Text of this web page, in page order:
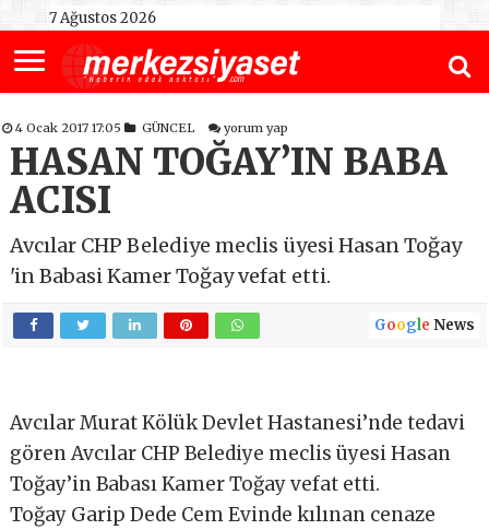
7 Ağustos 2026
4 Ocak 2017 17:05 GÜNCEL yorum yap
HASAN TOĞAY’IN BABA
ACISI
Avcılar CHP Belediye meclis üyesi Hasan Toğay
'in Babasi Kamer Toğay vefat etti.
Google News
Avcılar Murat Kölük Devlet Hastanesi’nde tedavi
gören Avcılar CHP Belediye meclis üyesi Hasan
Toğay’in Babası Kamer Toğay vefat etti.
Toğay Garip Dede Cem Evinde kılınan cenaze